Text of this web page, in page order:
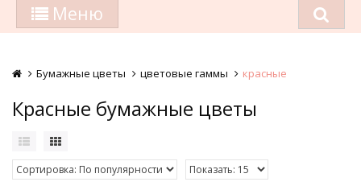
Меню
Бумажные цветы цветовые гаммы красные
Красные бумажные цветы